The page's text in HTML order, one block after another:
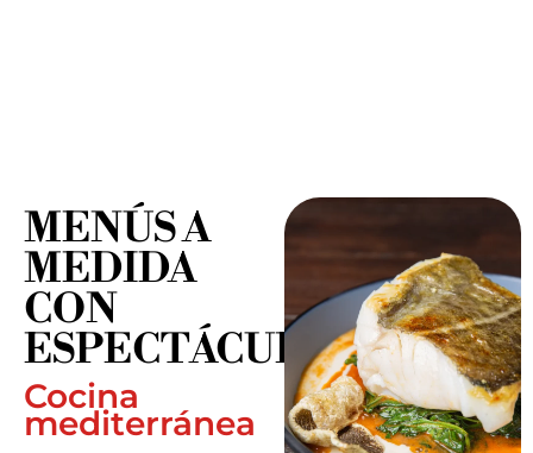
MENÚS A
MEDIDA
CON
ESPECTÁCULO
Cocina
mediterránea